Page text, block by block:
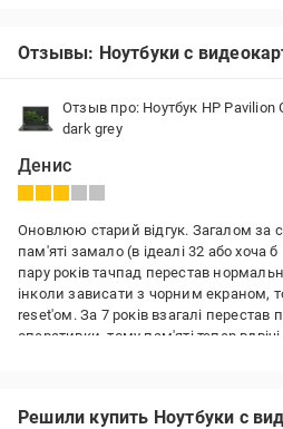
Отзывы: Ноутбуки с
Отзыв про: Ноутбук HP Pavilion
dark grey
Денис
Оновлюю старий відгук. Загалом за
пам'яті замало (в ідеалі 32 або хоча
пару років тачпад перестав
інколи зависати з чорним екраном,
reset'ом. За 7 років взагалі перестав
оперативки, тому пам'яті тепер
Ціна та характеристики
Решили купить Ноутбуки с